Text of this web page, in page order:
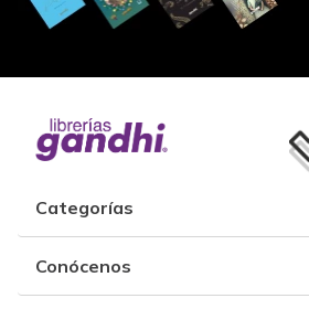
Categorías
Conócenos